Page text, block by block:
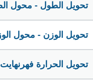
تحويل الطول - محول
تحويل الوزن - محول
تحويل الحرارة